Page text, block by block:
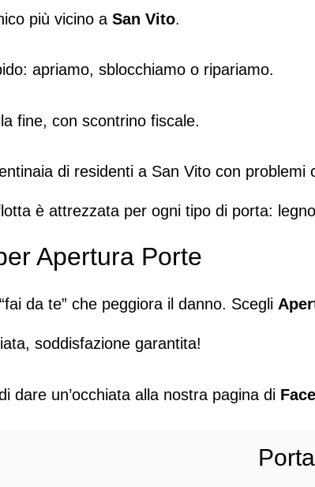
più vicino a San Vito.
apriamo, sblocchiamo o ripariamo.
fine, con scontrino fiscale.
di residenti a San Vito con
è attrezzata per ogni tipo di porta:
Apertura Porte
da te” che peggiora il danno. Scegli
soddisfazione garantita!
dare un’occhiata alla nostra pagina di